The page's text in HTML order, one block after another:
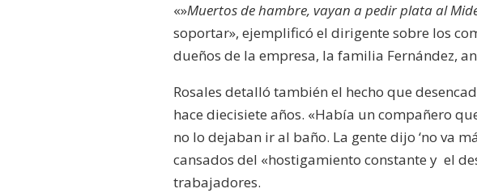
«»Muertos de hambre, vayan a pedir plata al
soportar», ejemplificó el dirigente sobre los
dueños de la empresa, la familia Fernández,
Rosales detalló también el hecho que
hace diecisiete años. «Había un compañero
no lo dejaban ir al baño. La gente dijo ‘no va
cansados del «hostigamiento constante y el
trabajadores.